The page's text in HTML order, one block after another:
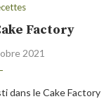
Factory
2021
dans le Cake Factory